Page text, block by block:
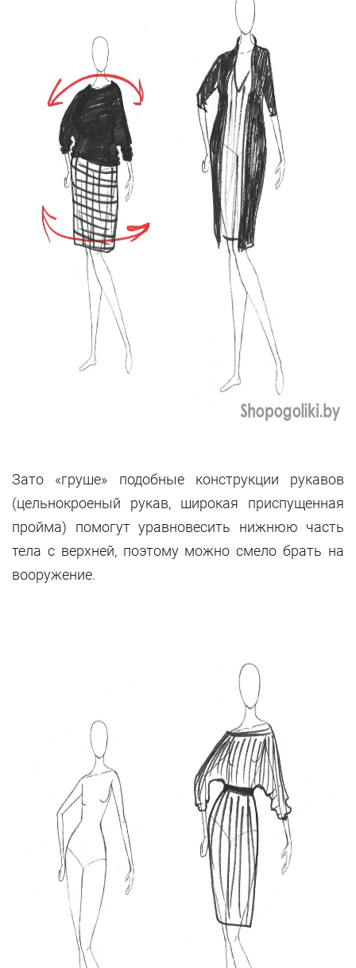
Зато «груше» подобные конструкции рукавов
(цельнокроеный рукав, широкая приспущенная
пройма) помогут уравновесить нижнюю часть
тела с верхней, поэтому можно смело брать на
вооружение.